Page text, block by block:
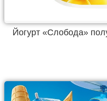
Йогурт «Слобода»